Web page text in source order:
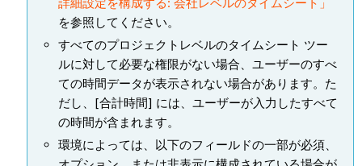
詳細設定を構成する: 会社レベルのタイムシート」
を参照してください。
すべてのプロジェクトレベルのタイムシート ツー
ルに対して必要な権限がない場合、ユーザーのすべ
ての時間データが表示されない場合があります。た
だし、[合計時間] には、ユーザーが入力したすべて
の時間が含まれます。
環境によっては、以下のフィールドの一部が必須、